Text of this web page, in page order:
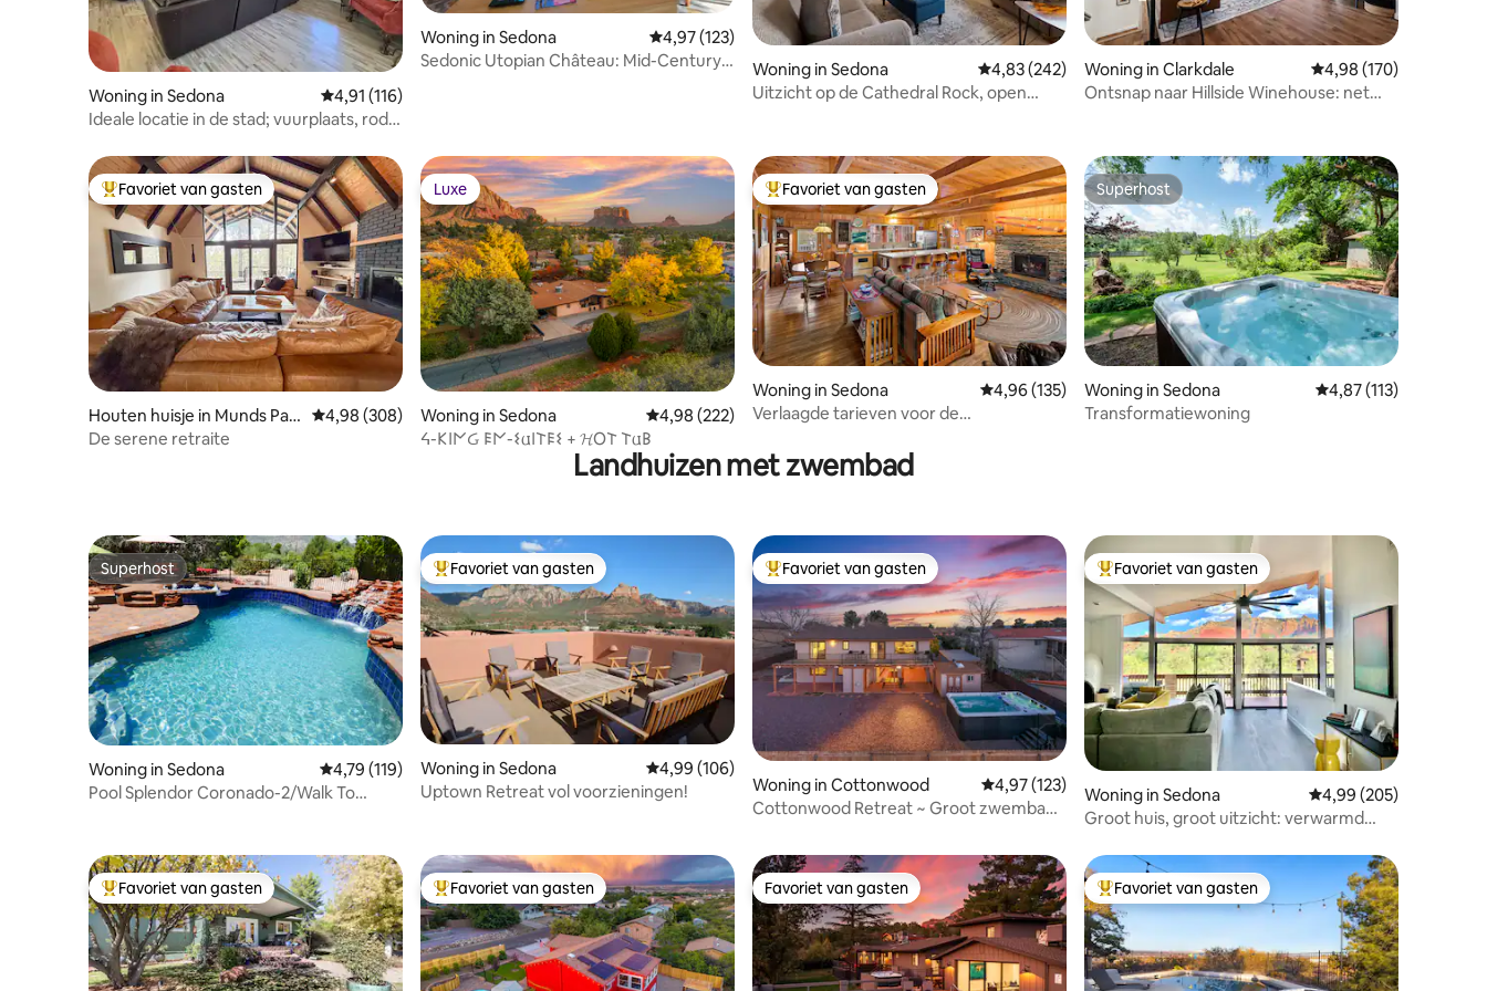
Woning in Sedona Gemiddelde beoordeling van 4,91 uit 5, 116 recensies
4,91 (116)
Ideale locatie in de stad; vuurplaats, rode
Woning in Sedona Gemiddelde beoordeling van 4,97 uit 5, 123 recensies
4,97 (123)
Sedonic Utopian Château: Mid-Century
Woning in Sedona Gemiddelde beoordeling van 4,83 uit 5, 242 recensies
4,83 (242)
Uitzicht op de Cathedral Rock, open
Woning in Clarkdale Gemiddelde
4,98 (170)
Ontsnap naar Hillside Winehouse: net
Topfavoriet van gasten
Favoriet van gasten
Houten huisje in Munds Par
k
Gemiddelde beoordeling van 4,98 uit 5, 308 recensies
4,98 (308)
De serene retraite
Luxe
Luxe
Woning in Sedona Gemiddelde beoordeling van 4,98 uit 5, 222 recensies
4,98 (222)
ᔦ-𐌊𐌉𐌍Ᏽ 𐌄𐌍-𐌔𐌵𐌉𐌕𐌄𐌔 + 𝓗O𐌕 𐌕𐌵𐌁
Topfavoriet van gasten
Favoriet van gasten
Woning in Sedona Gemiddelde beoordeling van 4,96 uit 5, 135 recensies
4,96 (135)
Verlaagde tarieven voor de
Superhost
Superhost
Woning in Sedona Gemiddelde
4,87 (113)
Transformatiewoning
Landhuizen met zwembad
Superhost
Superhost
Woning in Sedona Gemiddelde beoordeling van 4,79 uit 5, 119 recensies
4,79 (119)
Pool Splendor Coronado-2/Walk To
Topfavoriet van gasten
Favoriet van gasten
Woning in Sedona Gemiddelde beoordeling van 4,99 uit 5, 106 recensies
4,99 (106)
Uptown Retreat vol voorzieningen!
Topfavoriet van gasten
Favoriet van gasten
Woning in Cottonwood Gemiddelde beoordeling van 4,97 uit 5, 123 recensies
4,97 (123)
Cottonwood Retreat ~ Groot zwembad
Topfavoriet van gasten
Favoriet van gasten
Woning in Sedona Gemiddelde
4,99 (205)
Groot huis, groot uitzicht: verwarmd
Topfavoriet van gasten
Favoriet van gasten Topfavoriet van gasten
Favoriet van gasten Favoriet van gasten
Favoriet van gasten Topfavoriet van gasten
Favoriet van gasten